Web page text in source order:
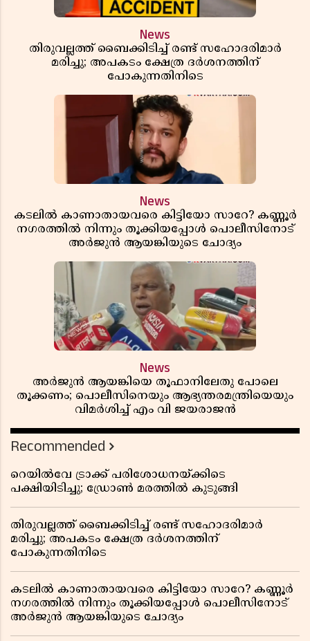
News
തിരുവല്ലത്ത് ബൈക്കിടിച്ച് രണ്ട് സഹോദരിമാർ
മരിച്ചു; അപകടം ക്ഷേത്ര ദർശനത്തിന്
പോകുന്നതിനിടെ
News
കടലിൽ കാണാതായവരെ കിട്ടിയോ സാറേ? കണ്ണൂർ
നഗരത്തിൽ നിന്നും തൂക്കിയപ്പോൾ പൊലീസിനോട്
അർജുൻ ആയങ്കിയുടെ ചോദ്യം
News
അർജുൻ ആയങ്കിയെ തൂഫാനിലേതു പോലെ
തൂക്കണം; പൊലീസിനെയും ആഭ്യന്തരമന്ത്രിയെയും
വിമർശിച്ച് എം വി ജയരാജൻ
Recommended
റെയിൽവേ ട്രാക്ക് പരിശോധനയ്ക്കിടെ
പക്ഷിയിടിച്ചു; ഡ്രോൺ മരത്തിൽ കുടുങ്ങി
തിരുവല്ലത്ത് ബൈക്കിടിച്ച് രണ്ട് സഹോദരിമാർ
മരിച്ചു; അപകടം ക്ഷേത്ര ദർശനത്തിന്
പോകുന്നതിനിടെ
കടലിൽ കാണാതായവരെ കിട്ടിയോ സാറേ? കണ്ണൂർ
നഗരത്തിൽ നിന്നും തൂക്കിയപ്പോൾ പൊലീസിനോട്
അർജുൻ ആയങ്കിയുടെ ചോദ്യം